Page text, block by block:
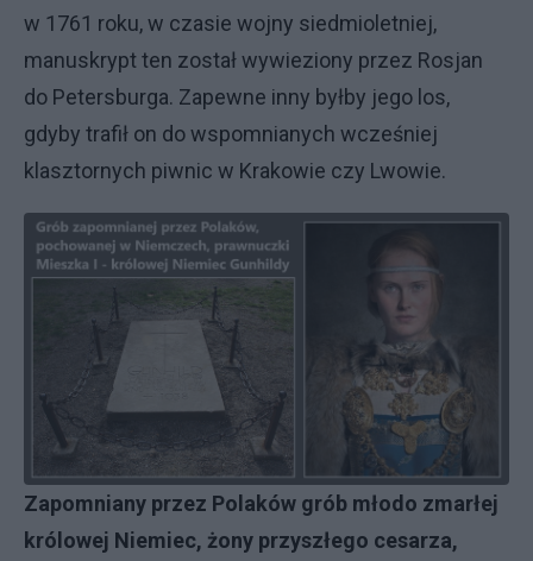
w 1761 roku, w czasie wojny siedmioletniej,
manuskrypt ten został wywieziony przez Rosjan
do Petersburga. Zapewne inny byłby jego los,
gdyby trafił on do wspomnianych wcześniej
klasztornych piwnic w Krakowie czy Lwowie.
Zapomniany przez Polaków grób młodo zmarłej
królowej Niemiec, żony przyszłego cesarza,